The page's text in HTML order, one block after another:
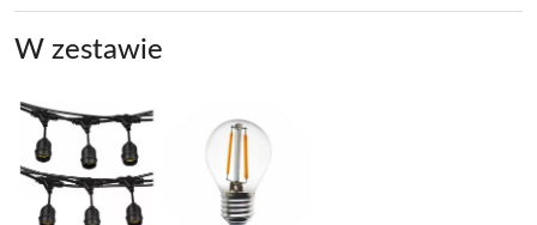
W zestawie